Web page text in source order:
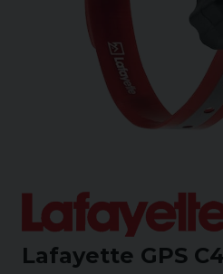
Lafayette GPS